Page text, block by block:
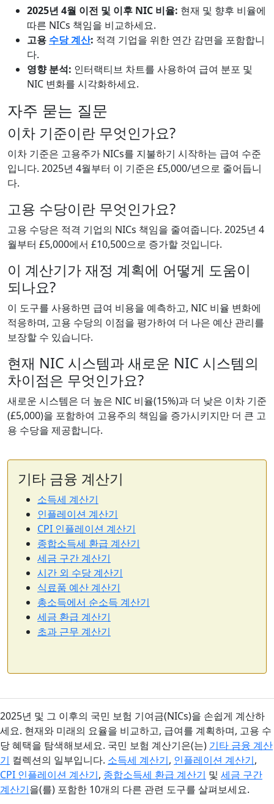
2025년 4월 이전 및 이후 NIC 비율: 현재 및 향후 비율에
따른 NICs 책임을 비교하세요.
고용 수당 계산: 적격 기업을 위한 연간 감면을 포함합니
다.
영향 분석: 인터랙티브 차트를 사용하여 급여 분포 및
NIC 변화를 시각화하세요.
자주 묻는 질문
이차 기준이란 무엇인가요?
이차 기준은 고용주가 NICs를 지불하기 시작하는 급여 수준
입니다. 2025년 4월부터 이 기준은 £5,000/년으로 줄어듭니
다.
고용 수당이란 무엇인가요?
고용 수당은 적격 기업의 NICs 책임을 줄여줍니다. 2025년 4
월부터 £5,000에서 £10,500으로 증가할 것입니다.
이 계산기가 재정 계획에 어떻게 도움이
되나요?
이 도구를 사용하면 급여 비용을 예측하고, NIC 비율 변화에
적응하며, 고용 수당의 이점을 평가하여 더 나은 예산 관리를
보장할 수 있습니다.
현재 NIC 시스템과 새로운 NIC 시스템의
차이점은 무엇인가요?
새로운 시스템은 더 높은 NIC 비율(15%)과 더 낮은 이차 기준
(£5,000)을 포함하여 고용주의 책임을 증가시키지만 더 큰 고
용 수당을 제공합니다.
기타 금융 계산기
소득세 계산기
인플레이션 계산기
CPI 인플레이션 계산기
종합소득세 환급 계산기
세금 구간 계산기
시간 외 수당 계산기
식료품 예산 계산기
총소득에서 순소득 계산기
세금 환급 계산기
초과 근무 계산기
2025년 및 그 이후의 국민 보험 기여금(NICs)을 손쉽게 계산하
세요. 현재와 미래의 요율을 비교하고, 급여를 계획하며, 고용 수
당 혜택을 탐색해보세요. 국민 보험 계산기은(는) 기타 금융 계산
기 컬렉션의 일부입니다. 소득세 계산기, 인플레이션 계산기,
CPI 인플레이션 계산기, 종합소득세 환급 계산기 및 세금 구간
계산기을(를) 포함한 10개의 다른 관련 도구를 살펴보세요.